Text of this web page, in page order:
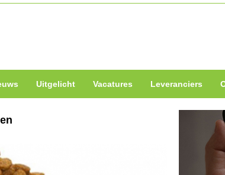
Uitgelicht Vacatures Leveranciers